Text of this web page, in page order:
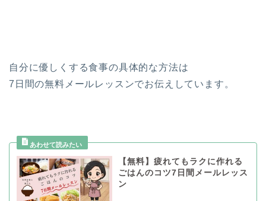
自分に優しくする食事の具体的な方法は
7日間の無料メールレッスンでお伝えしています。
【無料】疲れてもラクに作れる
ごはんのコツ7日間メールレッス
ン